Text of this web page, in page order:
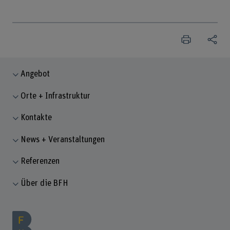
Angebot
Orte + Infrastruktur
Kontakte
News + Veranstaltungen
Referenzen
Über die BFH